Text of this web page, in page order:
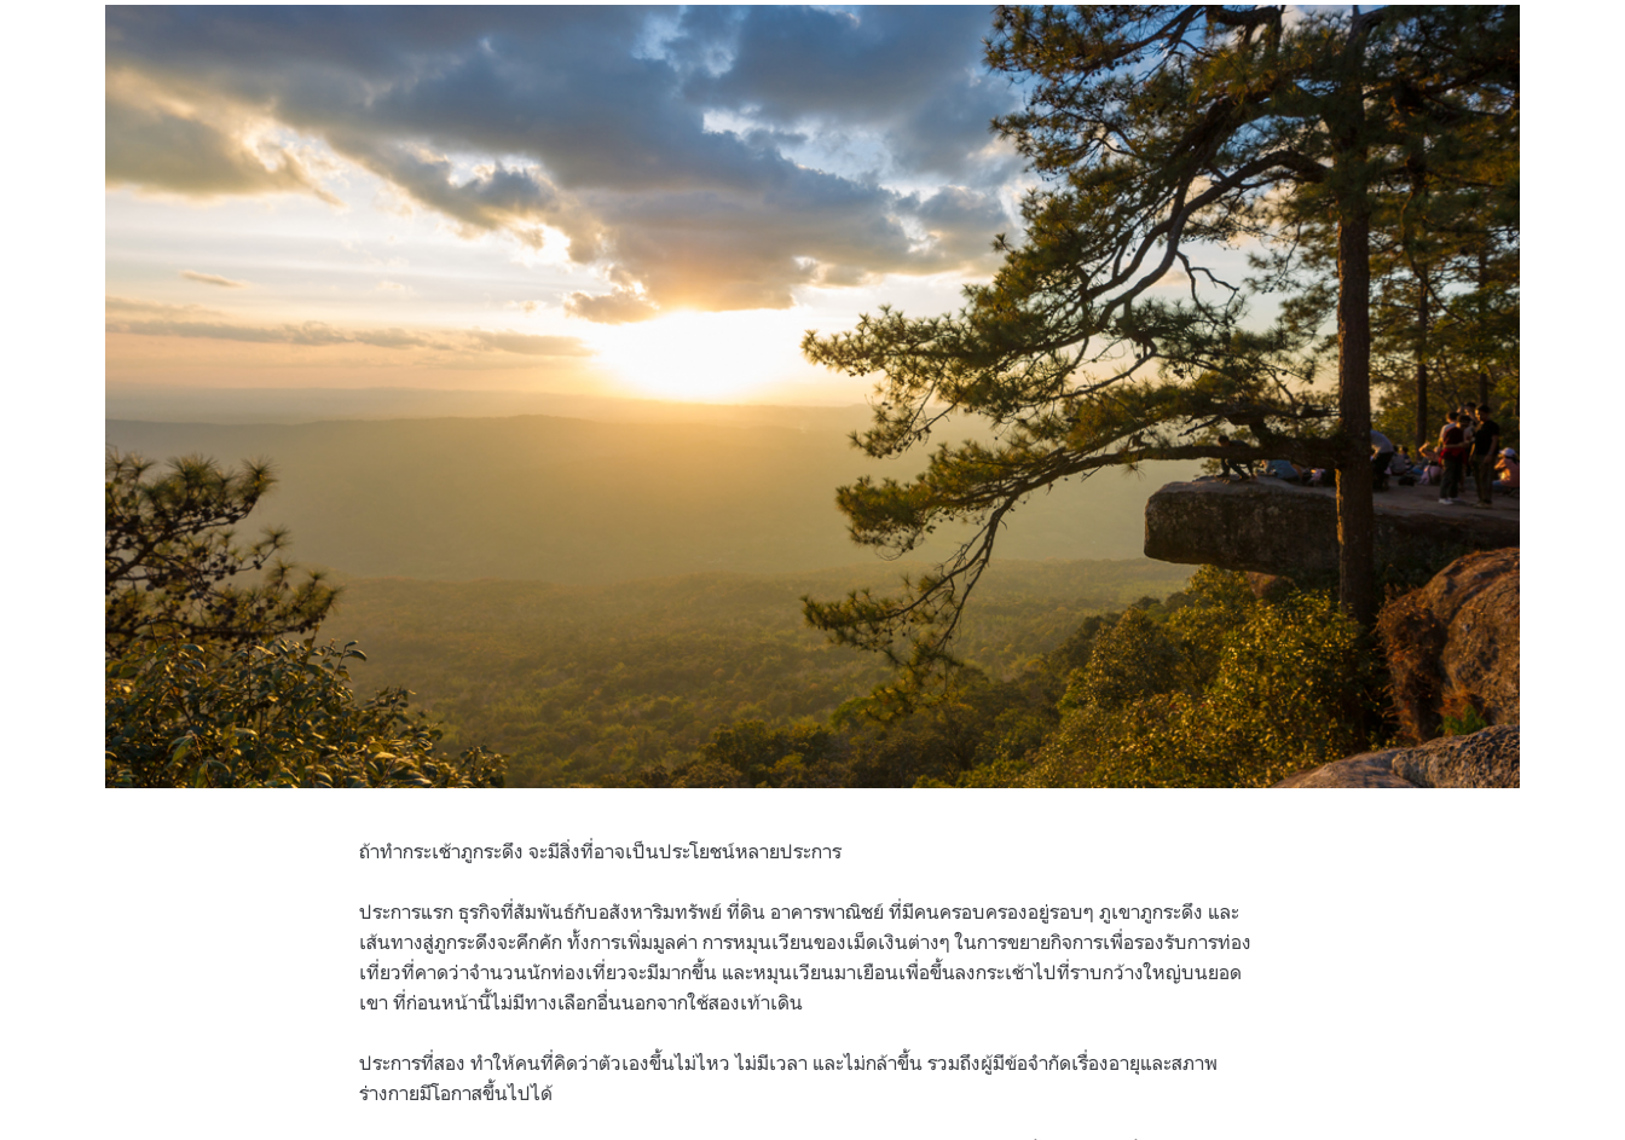
ถ้าทำกระเช้าภูกระดึง จะมีสิ่งที่อาจเป็นประโยชน์หลายประการ
ประการแรก ธุรกิจที่สัมพันธ์กับอสังหาริมทรัพย์ ที่ดิน อาคารพาณิชย์ ที่มีคนครอบครองอยู่รอบๆ ภูเขาภูกระดึง และ
เส้นทางสู่ภูกระดึงจะคึกคัก ทั้งการเพิ่มมูลค่า การหมุนเวียนของเม็ดเงินต่างๆ ในการขยายกิจการเพื่อรองรับการท่อง
เที่ยวที่คาดว่าจำนวนนักท่องเที่ยวจะมีมากขึ้น และหมุนเวียนมาเยือนเพื่อขึ้นลงกระเช้าไปที่ราบกว้างใหญ่บนยอด
เขา ที่ก่อนหน้านี้ไม่มีทางเลือกอื่นนอกจากใช้สองเท้าเดิน
ประการที่สอง ทำให้คนที่คิดว่าตัวเองขึ้นไม่ไหว ไม่มีเวลา และไม่กล้าขึ้น รวมถึงผู้มีข้อจำกัดเรื่องอายุและสภาพ
ร่างกายมีโอกาสขึ้นไปได้